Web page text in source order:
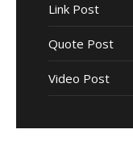
Link Post
Quote Post
Video Post